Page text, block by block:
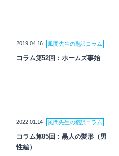
2019.04.16 風間先生の翻訳コラム
コラム第52回：ホームズ事始
2022.01.14 風間先生の翻訳コラム
コラム第85回：黒人の髪形（男
性編）